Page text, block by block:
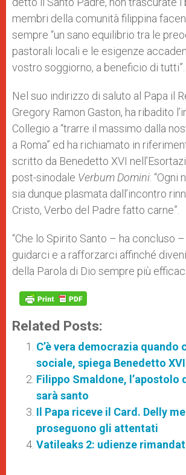
membri della comunità filippina
sempre “un sano equilibrio tra le
pastorali locali e le esigenze
vostro soggiorno, a beneficio di tutti”.
Nel suo indirizzo di saluto al Papa il
Gregory Ramon Gaston, ha ribadito
Collegio a “trarre il massimo dalla
a Roma” ed ha richiamato in
scritto da Benedetto XVI
post-sinodale Verbum Domini: “Ogni
sia dunque plasmata dall’incontro
Cristo, Verbo del Padre fatto carne”.
“Che lo Spirito Santo – ha concluso
guidarci e a rafforzarci affinché
della Parola di Dio sempre più
Related Posts:
C’è vera democrazia quando
sociale, spiega Benedetto XVI
Filippo Smaldone, l’apostolo
sarà santo
Il Papa riceve il Card. Delly
proseguono gli attentati
Vatileaks 2: udienze